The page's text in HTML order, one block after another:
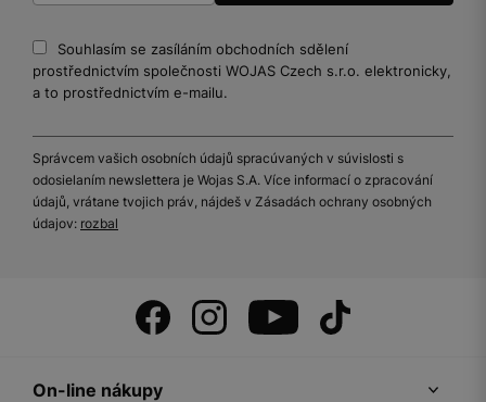
Souhlasím se zasíláním obchodních sdělení
prostřednictvím společnosti WOJAS Czech s.r.o. elektronicky,
a to prostřednictvím e-mailu.
Správcem vašich osobních údajů spracúvaných v súvislosti s
odosielaním newslettera je Wojas S.A. Více informací o zpracování
údajů, vrátane tvojich práv, nájdeš v Zásadách ochrany osobných
údajov: rozbal
On-line nákupy